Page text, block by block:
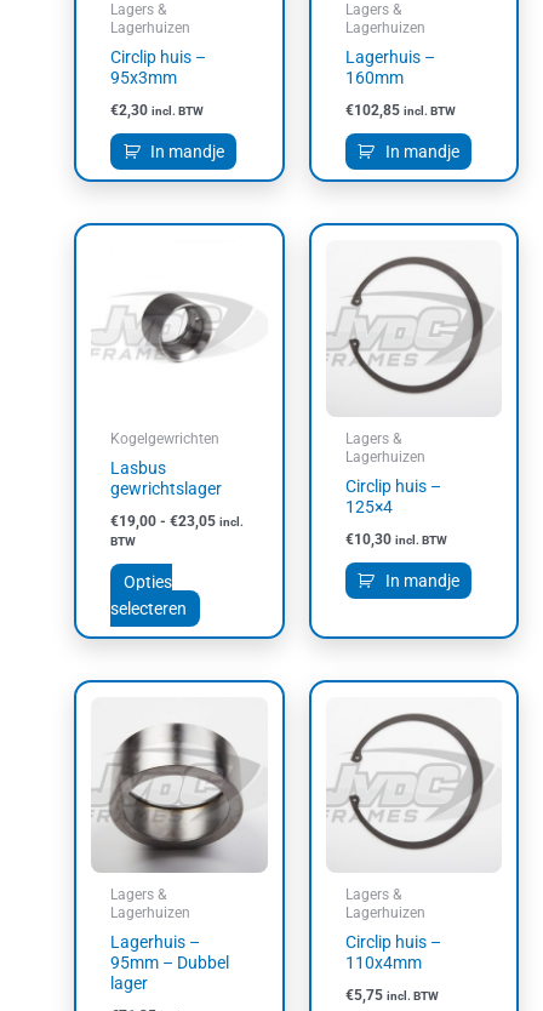
Lagers &
Lagerhuizen
Circlip huis –
95x3mm
€2,30 incl. BTW
In mandje
Lagers &
Lagerhuizen
Lagerhuis –
160mm
€102,85 incl. BTW
In mandje
Kogelgewrichten
Lasbus
gewrichtslager
€19,00 - €23,05
Prijsklasse:
€23,05
incl.
BTW
Opties
selecteren
heeft
meerdere
variaties.
op
de
Lagers &
Lagerhuizen
Circlip huis –
125×4
€10,30 incl. BTW
In mandje
Lagers &
Lagerhuizen
Lagerhuis –
95mm – Dubbel
lager
Lagers &
Lagerhuizen
Circlip huis –
110x4mm
€5,75 incl. BTW